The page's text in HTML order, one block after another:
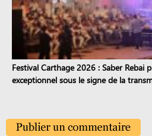
Festival Carthage 2026 : Saber Rebai
exceptionnel sous le signe de la